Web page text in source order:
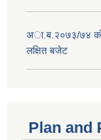
अा.ब.२०७३/७४ काे
लक्षित बजेट
Plan and